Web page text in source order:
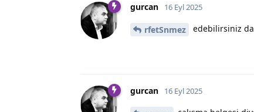
gurcan 16 Eyl 2025
rfetSnmez edebilirsiniz
gurcan 16 Eyl 2025